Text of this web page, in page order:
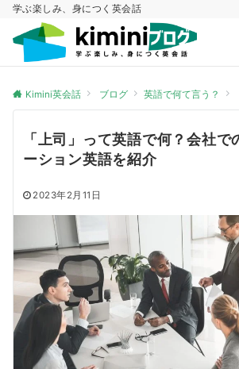
学ぶ楽しみ、身につく英会話
Kimini英会話 ブログ 英語で何て言う？
「上司」って英語で何？会社で
ーション英語を紹介
2023年2月11日